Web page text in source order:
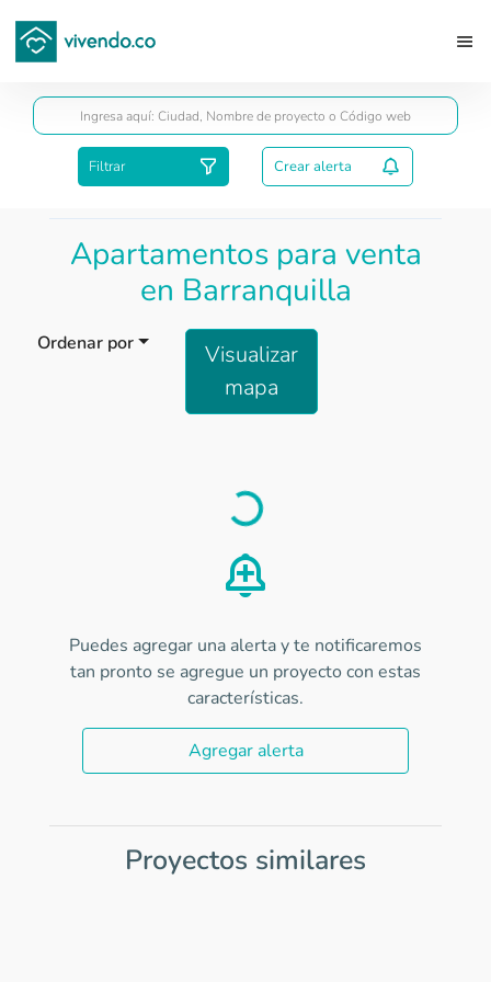
Filtrar Crear alerta
Apartamentos para venta
en Barranquilla
Ordenar por
Visualizar
mapa
Load
Puedes agregar una alerta y te notificaremos
tan pronto se agregue un proyecto con estas
características.
Agregar alerta
Proyectos similares
Guardar